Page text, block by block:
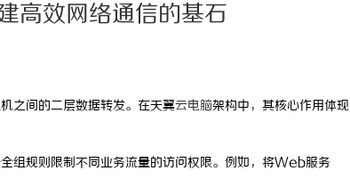
高效网络通信的基石
之间的二层数据转发。在天翼云电脑架构中，其核心作用体现
组规则限制不同业务流量的访问权限。例如，将Web服务